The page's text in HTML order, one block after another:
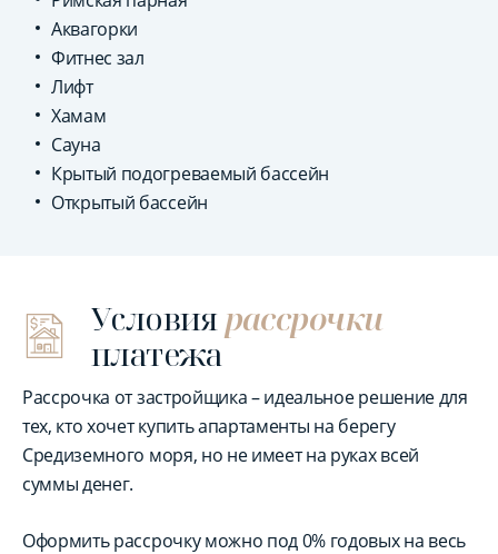
Аквагорки
Фитнес зал
Лифт
Хамам
Сауна
Крытый подогреваемый бассейн
Открытый бассейн
Условиярассрочки
платежа
Рассрочка от застройщика – идеальное решение для
тех, кто хочет купить апартаменты на берегу
Средиземного моря, но не имеет на руках всей
суммы денег.
Оформить рассрочку можно под 0% годовых на весь